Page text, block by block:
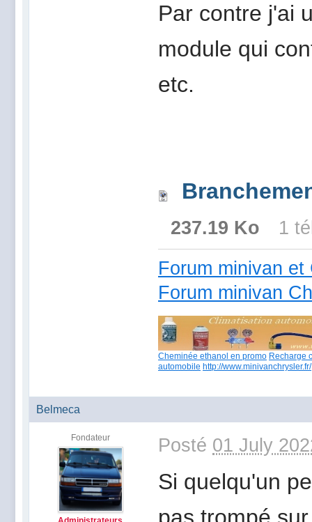
Par contre j'ai
module qui
etc.
237.19 Ko 1
Forum minivan
Forum minivan
Cheminée ethanol en promo Recharge
automobile http://www.minivanchrysler.fr/
Belmeca
Fondateur Posté 01 July
Si quelqu'un